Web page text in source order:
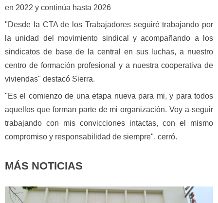
en 2022 y continúa hasta 2026
"Desde la CTA de los Trabajadores seguiré trabajando por
la unidad del movimiento sindical y acompañando a los
sindicatos de base de la central en sus luchas, a nuestro
centro de formación profesional y a nuestra cooperativa de
viviendas" destacó Sierra.
"Es el comienzo de una etapa nueva para mi, y para todos
aquellos que forman parte de mi organización. Voy a seguir
trabajando con mis convicciones intactas, con el mismo
compromiso y responsabilidad de siempre", cerró.
MÁS NOTICIAS